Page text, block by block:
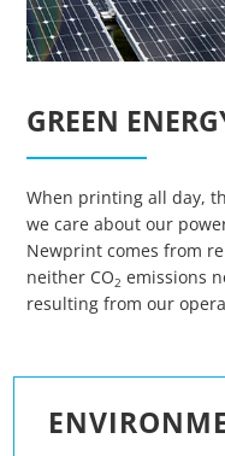
GREEN
When printing all day,
we care about our
Newprint comes from
neither CO2 emissions
resulting from our
Google Maps
Matomo